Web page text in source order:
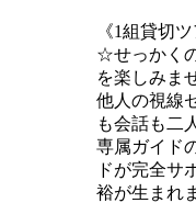
《1組貸切
☆せっかく
を楽しみま
他人の視線
も会話も二
専属ガイド
ドが完全サ
裕が生まれ